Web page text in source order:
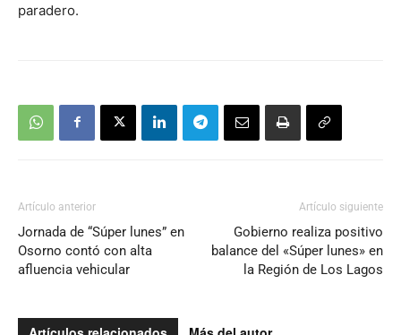
paradero.
Artículo anterior
Jornada de “Súper lunes” en
Osorno contó con alta
afluencia vehicular
Artículo siguiente
Gobierno realiza positivo
balance del «Súper lunes» en
la Región de Los Lagos